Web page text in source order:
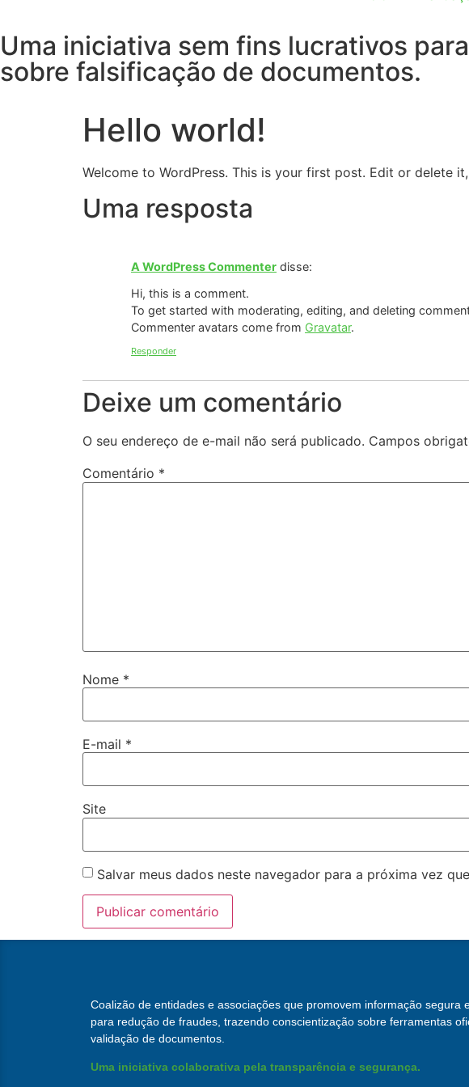
Uma iniciativa sem fins lucrativos
sobre falsificação de documentos.
Hello world!
Welcome to WordPress. This is your first post. Edit or delete
Uma resposta
A WordPress Commenter disse:
Hi, this is a comment.
To get started with moderating, editing, and deleting
Commenter avatars come from Gravatar.
Responder
Deixe um comentário
O seu endereço de e-mail não será publicado. Campos
Comentário *
Nome *
E-mail *
Site
Salvar meus dados neste navegador para a próxima vez
Coalizão de entidades e associações que promovem informação segura
para redução de fraudes, trazendo conscientização sobre ferramentas
validação de documentos.
Uma iniciativa colaborativa pela transparência e segurança.